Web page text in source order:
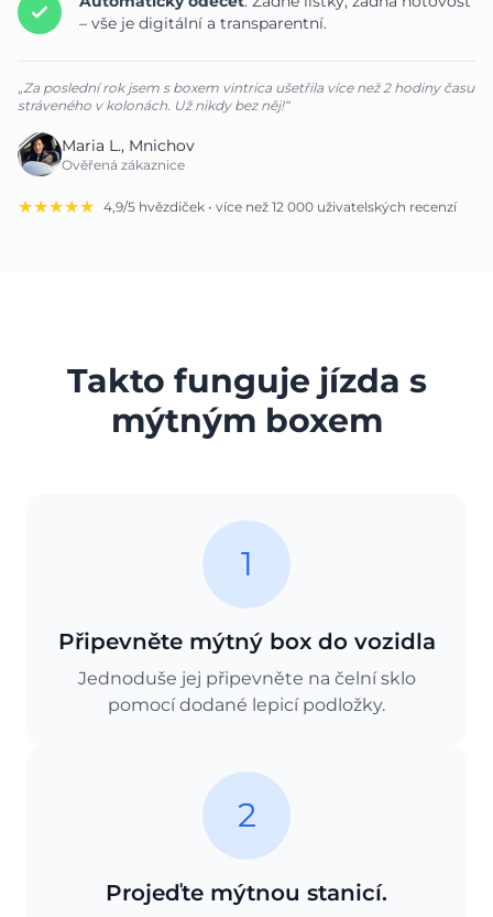
– vše je digitální a transparentní.
„Za poslední rok jsem s boxem vintrica ušetřila více než 2 hodiny času
stráveného v kolonách. Už nikdy bez něj!“
Maria L., Mnichov
Ověřená zákaznice
★★★★★ 4,9/5 hvězdiček • více než 12 000 uživatelských recenzí
Takto funguje jízda s
mýtným boxem
1
Připevněte mýtný box do vozidla
Jednoduše jej připevněte na čelní sklo
pomocí dodané lepicí podložky.
2
Projeďte mýtnou stanicí.